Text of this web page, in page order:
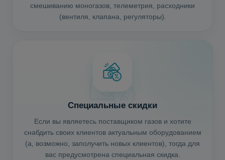
смешиванию моногазов, телеметрия, расходники
(вентиля, клапана, регуляторы).
Специальные скидки
Если вы являетесь поставщиком газов и хотите
снабдить своих клиентов актуальным оборудованием
(а, возможно, заполучить новых клиентов), тогда для
вас предусмотрена специальная скидка.